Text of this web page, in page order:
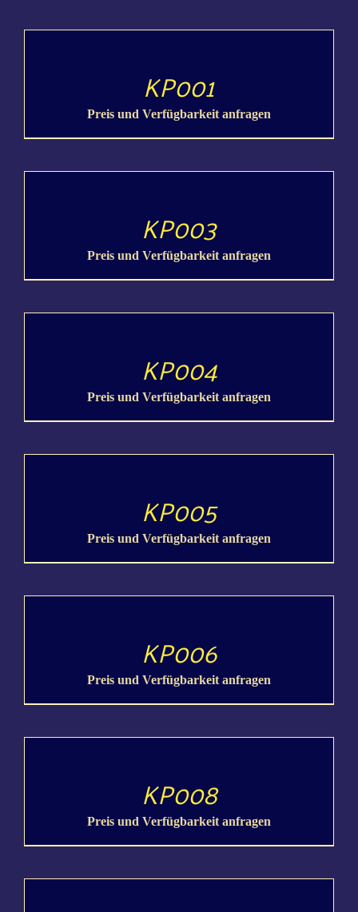
Col­liers / Armschmuck
Ohr­rin­ge / Ohrstecker
Sets
KP001
Preis und Verfügbarkeit anfragen
KP003
Preis und Verfügbarkeit anfragen
KP004
Preis und Verfügbarkeit anfragen
KP005
Preis und Verfügbarkeit anfragen
KP006
Preis und Verfügbarkeit anfragen
KP008
Preis und Verfügbarkeit anfragen